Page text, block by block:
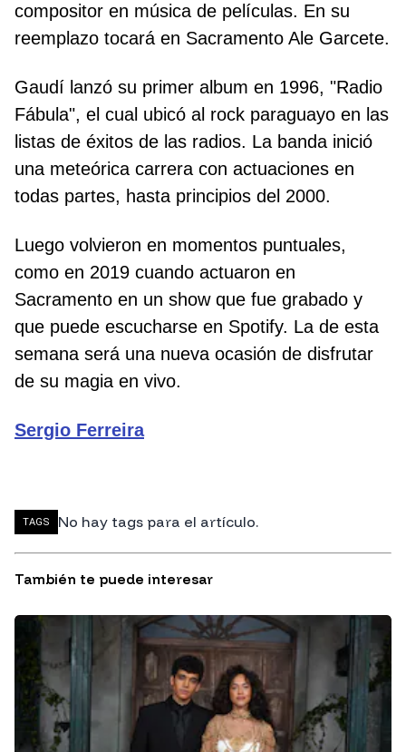
compositor en música de películas. En su
reemplazo tocará en Sacramento Ale Garcete.
Gaudí lanzó su primer album en 1996, "Radio
Fábula", el cual ubicó al rock paraguayo en las
listas de éxitos de las radios. La banda inició
una meteórica carrera con actuaciones en
todas partes, hasta principios del 2000.
Luego volvieron en momentos puntuales,
como en 2019 cuando actuaron en
Sacramento en un show que fue grabado y
que puede escucharse en Spotify. La de esta
semana será una nueva ocasión de disfrutar
de su magia en vivo.
Sergio Ferreira
TAGS No hay tags para el artículo.
También te puede interesar